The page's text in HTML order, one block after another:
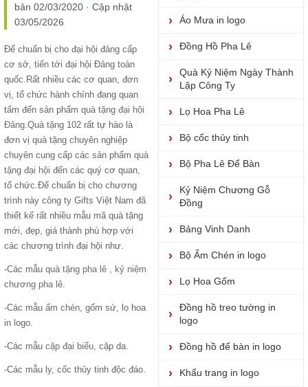
bản 02/03/2020 · Cập nhật
03/05/2026
Để chuẩn bị cho đại hội đảng cấp
cơ sở, tiến tới đại hội Đảng toàn
quốc.Rất nhiều các cơ quan, đơn
vị, tổ chức hành chính đang quan
tấm đến sản phẩm quà tặng đại hội
Đảng.Quà tặng 102 rất tự hào là
đơn vị quà tặng chuyên nghiệp
chuyên cung cấp các sản phẩm quà
tặng đại hội đến các quý cơ quan,
tổ chức.Để chuẩn bị cho chương
trình này công ty Gifts Việt Nam đã
thiết kế rất nhiều mẫu mã quà tặng
mới, đẹp, giá thành phù hợp với
các chương trình đại hội như.
-Các mẫu quà tặng pha lê , kỷ niệm
chương pha lê.
-Các mẫu ấm chén, gốm sứ, lọ hoa
in logo.
-Các mẫu cặp đại biểu, cặp da.
-Các mẫu ly, cốc thủy tinh độc đáo.
Áo Mưa in logo
Đồng Hồ Pha Lê
Quà Kỷ Niệm Ngày Thành
Lập Công Ty
Lọ Hoa Pha Lê
Bộ cốc thủy tinh
Bộ Pha Lê Để Bàn
Kỷ Niệm Chương Gỗ
Đồng
Bảng Vinh Danh
Bộ Ấm Chén in logo
Lọ Hoa Gốm
Đồng hồ treo tường in
logo
Đồng hồ để bàn in logo
Khẩu trang in logo